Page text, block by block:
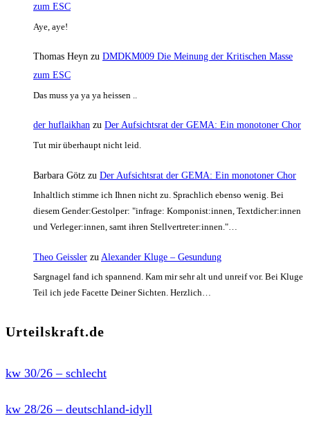
zum ESC
Aye, aye!
Thomas Heyn zu DMDKM009 Die Meinung der Kritischen Masse
zum ESC
Das muss ya ya ya heissen ..
der huflaikhan zu Der Aufsichtsrat der GEMA: Ein monotoner Chor
Tut mir überhaupt nicht leid.
Barbara Götz zu Der Aufsichtsrat der GEMA: Ein monotoner Chor
Inhaltlich stimme ich Ihnen nicht zu. Sprachlich ebenso wenig. Bei
diesem Gender:Gestolper: "infrage: Komponist:innen, Textdicher:innen
und Verleger:innen, samt ihren Stellvertreter:innen."…
Theo Geissler zu Alexander Kluge – Gesundung
Sargnagel fand ich spannend. Kam mir sehr alt und unreif vor. Bei Kluge
Teil ich jede Facette Deiner Sichten. Herzlich…
Urteilskraft.de
kw 30/26 – schlecht
kw 28/26 – deutschland-idyll